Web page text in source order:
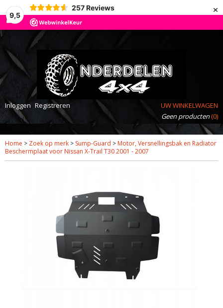
9,5
257 Reviews ×
Inloggen Registreren
UW WINKELWAGEN
Geen producten(0)
Home > Zoek op merk > Sump-Guard > Motor, Versnellingsbak en Radiator
Beschermplaat voor Nissan X-Trail T30 2001 - 2007